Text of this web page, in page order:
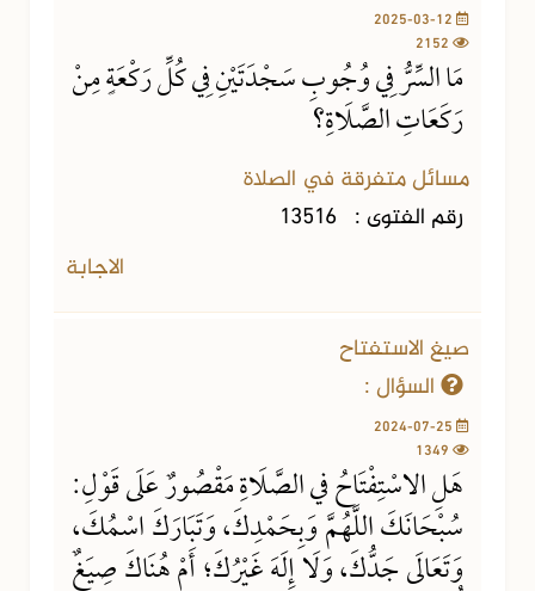
مَا السِّرُّ فِي وُجُوبِ سَجْدَتَيْنِ فِي كُلِّ رَكْعَةٍ مِنْ
رَكَعَاتِ الصَّلَاةِ؟
مسائل متفرقة في الصلاة
رقم الفتوى : 13516
الاجابة
صيغ الاستفتاح
السؤال :
هَلِ الاسْتِفْتَاحُ في الصَّلَاةِ مَقْصُورٌ عَلَى قَوْلِ:
سُبْحَانَكَ اللَّهُمَّ وَبِحَمْدِكَ، وَتَبَارَكَ اسْمُكَ،
وَتَعَالَى جَدُّكَ، وَلَا إِلَهَ غَيْرُكَ؛ أَمْ هُنَاكَ صِيَغٌ